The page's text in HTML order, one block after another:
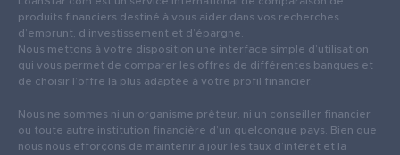
produits financiers destiné à vous aider dans vos recherches
d’emprunt, d’investissement et d’épargne.
Nous mettons à votre disposition une interface simple d’utilisation
qui vous permet de comparer les offres de différentes banques et
de choisir l’offre la plus adaptée à votre profil financier.
Nous ne sommes ni un organisme prêteur, ni un conseiller financier
ou toute autre institution financière d’un quelconque pays. Bien que
nous nous efforçons de maintenir à jour les taux d’intérêt et la